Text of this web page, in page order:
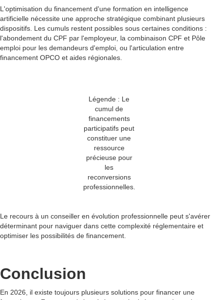
L'optimisation du financement d'une formation en intelligence
artificielle nécessite une approche stratégique combinant plusieurs
dispositifs. Les cumuls restent possibles sous certaines conditions :
l'abondement du CPF par l'employeur, la combinaison CPF et Pôle
emploi pour les demandeurs d'emploi, ou l'articulation entre
financement OPCO et aides régionales.
Légende : Le
cumul de
financements
participatifs peut
constituer une
ressource
précieuse pour
les
reconversions
professionnelles.
Le recours à un conseiller en évolution professionnelle peut s'avérer
déterminant pour naviguer dans cette complexité réglementaire et
optimiser les possibilités de financement.
Conclusion
En 2026, il existe toujours plusieurs solutions pour financer une